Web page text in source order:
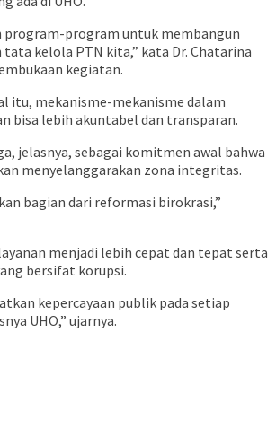
program-program untuk membangun
kelola PTN kita,” kata Dr. Chatarina
kegiatan.
itu, mekanisme-mekanisme dalam
bisa lebih akuntabel dan transparan.
jelasnya, sebagai komitmen awal bahwa
menyelanggarakan zona integritas.
bagian dari reformasi birokrasi,”
menjadi lebih cepat dan tepat serta
bersifat korupsi.
kepercayaan publik pada setiap
UHO,” ujarnya.